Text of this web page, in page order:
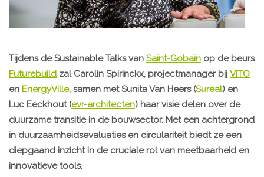
Tijdens de Sustainable Talks van Saint-Gobain op de beurs
Futurebuild zal Carolin Spirinckx, projectmanager bij VITO
en EnergyVille, samen met Sunita Van Heers (Sureal) en
Luc Eeckhout (evr-architecten) haar visie delen over de
duurzame transitie in de bouwsector. Met een achtergrond
in duurzaamheidsevaluaties en circulariteit biedt ze een
diepgaand inzicht in de cruciale rol van meetbaarheid en
innovatieve tools.